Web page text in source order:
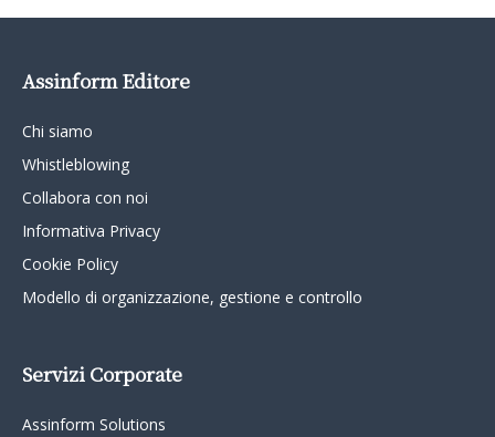
Assinform Editore
Chi siamo
Whistleblowing
Collabora con noi
Informativa Privacy
Cookie Policy
Modello di organizzazione, gestione e controllo
Servizi Corporate
Assinform Solutions